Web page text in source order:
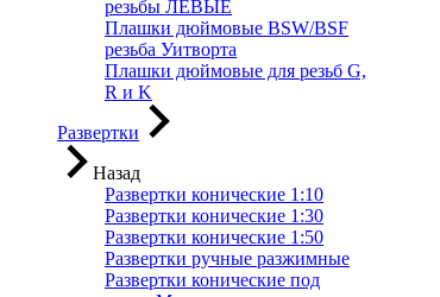
резьбы ЛЕВЫЕ
Плашки дюймовые BSW/BSF
резьба Уитворта
Плашки дюймовые для резьб G,
R и K
Развертки
Назад
Развертки конические 1:10
Развертки конические 1:30
Развертки конические 1:50
Развертки ручные разжимные
Развертки конические под